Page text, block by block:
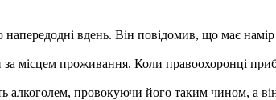
вдень. Він повідомив, що має
місцем проживання. Коли правоохоронці
провокуючи його таким чином, а